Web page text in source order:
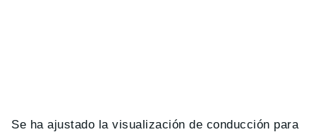
Se ha ajustado la visualización de conducción para